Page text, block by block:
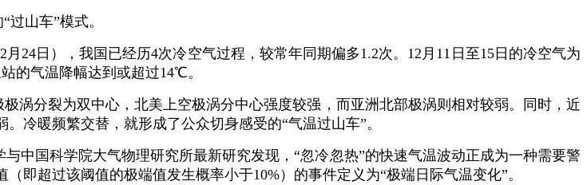
山车”模式。
24日），我国已经历4次冷空气过程，较常年同期偏多1.2次。12月11日至15日的冷空气为
的气温降幅达到或超过14℃。
涡分裂为双中心，北美上空极涡分中心强度较强，而亚洲北部极涡则相对较弱。同时，近
冷暖频繁交替，就形成了公众切身感受的“气温过山车”。
中国科学院大气物理研究所最新研究发现，“忽冷忽热”的快速气温波动正成为一种需要警
即超过该阈值的极端值发生概率小于10%）的事件定义为“极端日际气温变化”。